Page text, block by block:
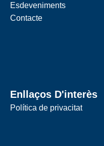
Esdeveniments
Contacte
Enllaços D'interès
Política de privacitat